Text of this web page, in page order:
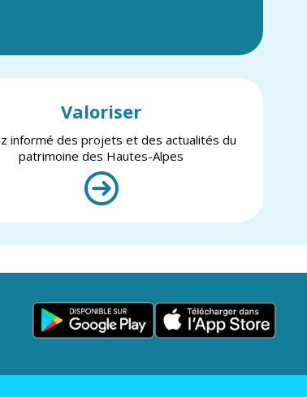
Valoriser
informé des projets et des actualités du
patrimoine des Hautes-Alpes